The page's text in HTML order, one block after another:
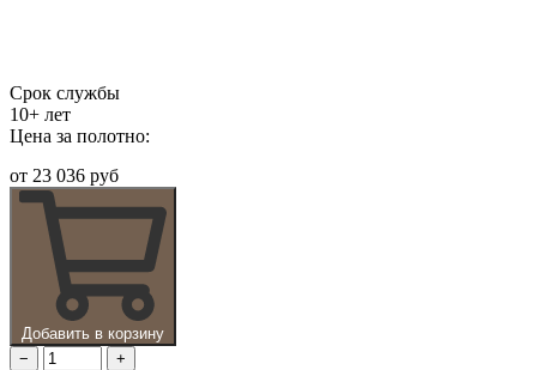
Срок службы
10+ лет
Цена за полотно:
от 23 036 руб
Добавить в корзину
−
+